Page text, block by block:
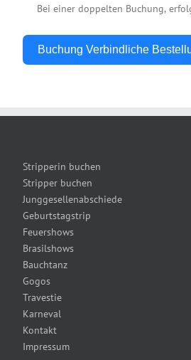
Bei einer doppelten Buchung,
Buchung Verbindliche
Stripperin buchen
Stripper buchen
Junggesellenabschiede
Geburtstagstrip
Feuershows
Brasilshows
Bauchtanz
Gogos
Travestie
Karneval
Kontakt
Impressum